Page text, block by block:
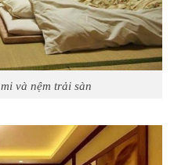
và nệm trải sàn